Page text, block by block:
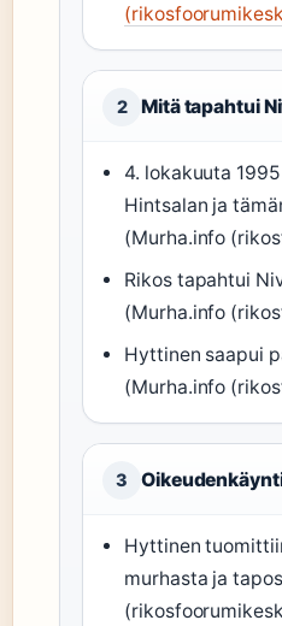
2 Mitä tapahtui
4. lokakuuta
Hintsalan ja
(Murha.info
Rikos tapahtui
(Murha.info
Hyttinen saapui
(Murha.info
3
Hyttinen
murhasta ja